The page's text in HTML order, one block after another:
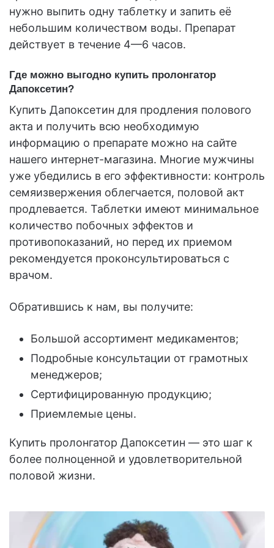
нужно выпить одну таблетку и запить её
небольшим количеством воды. Препарат
действует в течение 4—6 часов.
Где можно выгодно купить пролонгатор
Дапоксетин?
Купить Дапоксетин для продления полового
акта и получить всю необходимую
информацию о препарате можно на сайте
нашего интернет-магазина. Многие мужчины
уже убедились в его эффективности: контроль
семяизвержения облегчается, половой акт
продлевается. Таблетки имеют минимальное
количество побочных эффектов и
противопоказаний, но перед их приемом
рекомендуется проконсультироваться с
врачом.
Обратившись к нам, вы получите:
Большой ассортимент медикаментов;
Подробные консультации от грамотных
менеджеров;
Сертифицированную продукцию;
Приемлемые цены.
Купить пролонгатор Дапоксетин — это шаг к
более полноценной и удовлетворительной
половой жизни.
Оптимальні